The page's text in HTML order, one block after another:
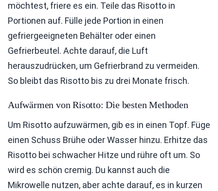
möchtest, friere es ein. Teile das Risotto in
Portionen auf. Fülle jede Portion in einen
gefriergeeigneten Behälter oder einen
Gefrierbeutel. Achte darauf, die Luft
herauszudrücken, um Gefrierbrand zu vermeiden.
So bleibt das Risotto bis zu drei Monate frisch.
Aufwärmen von Risotto: Die besten Methoden
Um Risotto aufzuwärmen, gib es in einen Topf. Füge
einen Schuss Brühe oder Wasser hinzu. Erhitze das
Risotto bei schwacher Hitze und rühre oft um. So
wird es schön cremig. Du kannst auch die
Mikrowelle nutzen, aber achte darauf, es in kurzen